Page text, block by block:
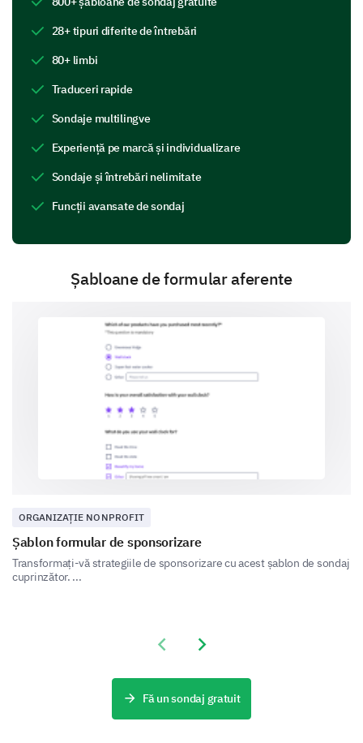
Ce domenii crezi că trebuie îmbunătățite în
comunitatea noastră?
Prezență online
Foarte nesatisfăcut
Comunicare din partea liderilor
28+ tipuri diferite de întrebări
80+ limbi
Traduceri rapide
Sondaje multilingve
Experiență pe marcă și individualizare
Sondaje și întrebări nelimitate
Funcții avansate de sondaj
Șabloane de formular aferente
ORGANIZAȚIE NONPROFIT
Șablon formular de sponsorizare
Transformați-vă strategiile de sponsorizare cu acest șablon de sondaj
cuprinzător. ...
Previous slide
Next slide
Fă un sondaj gratuit